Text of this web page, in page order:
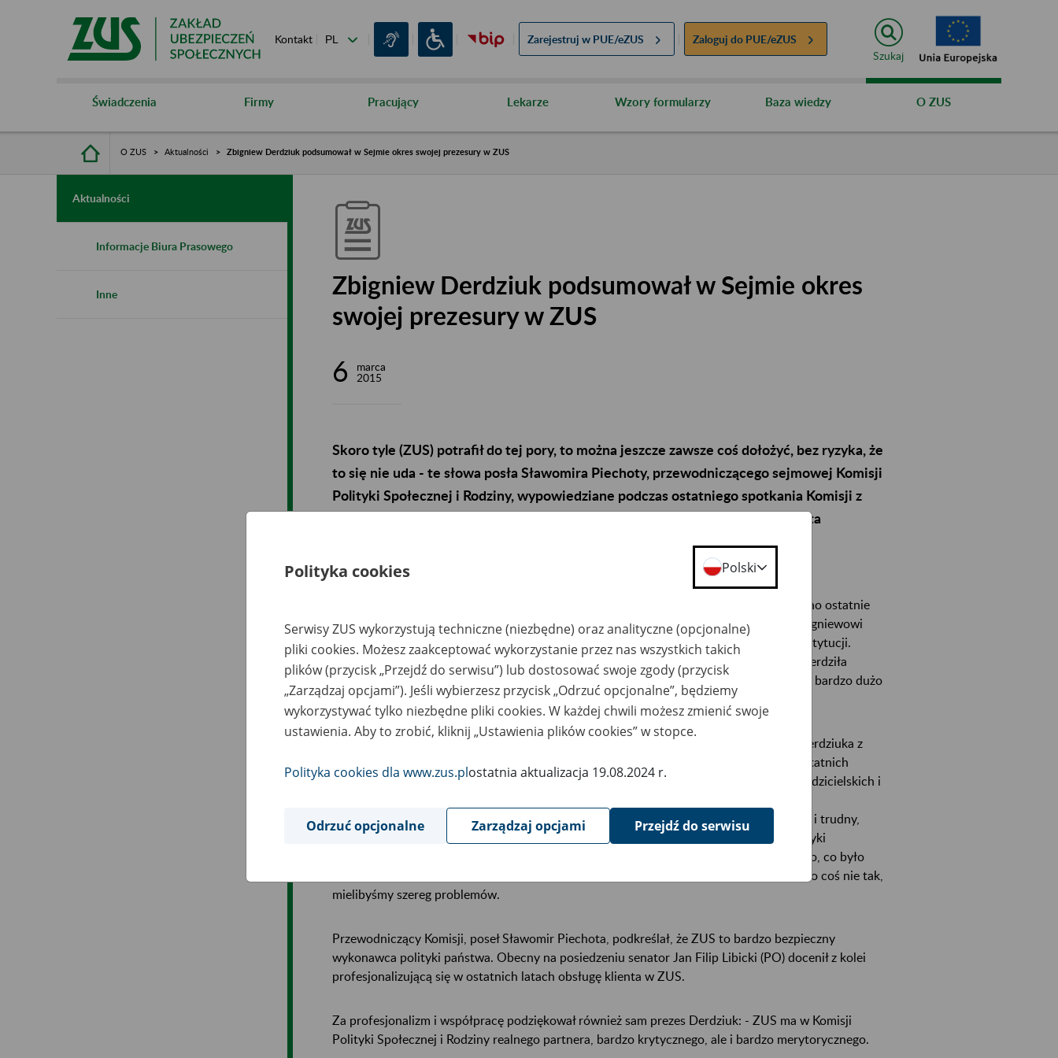
Kontakt Zarejestruj w PUE/eZUS Zaloguj do PUE/eZUS
Szukaj
Świadczenia Firmy Pracujący Lekarze Wzory formularzy Baza wiedzy O ZUS
O ZUS Aktualności Zbigniew Derdziuk podsumował w Sejmie okres swojej prezesury w ZUS
Aktualności
Informacje Biura Prasowego
Inne
Zbigniew Derdziuk podsumował w Sejmie okres
swojej prezesury w ZUS
6
marca
2015
Skoro tyle (ZUS) potrafił do tej pory, to można jeszcze zawsze coś dołożyć, bez ryzyka, że
to się nie uda - te słowa posła Sławomira Piechoty, przewodniczącego sejmowej Komisji
Polityki Społecznej i Rodziny, wypowiedziane podczas ostatniego spotkania Komisji z
prezesem ZUS Zbigniewem Derdziukiem, najlepiej podsumowują ostatnie lata
Podczas środowego (4 marca) spotkania posłów Komisji Polityki Społecznej i Rodziny z
odchodzącym z ZUS z końcem marca prezesem Zbigniewem Derdziukiem, podsumowano ostatnie
lata działalności Zakładu. Posłowie, niezależnie od opcji politycznych, podziękowali Zbigniewowi
Derdziukowi za 5,5 roku jego prezesury. - Poszedł pan prezes w unowocześnienie tej instytucji.
Powiem szczerze, że imponujące są te efekty i wszyscy powinniśmy je dostrzegać - stwierdziła
wiceprzewodnicząca Komisji, poseł Anna Bańkowska (SLD). - Zadań przed ZUS-em było bardzo dużo
- dodał zastępca przewodniczącego Stanisław Szwed (PiS).
Posłowie docenili profesjonalizm i niezmiennie dobrą współpracę prezesa Zbigniewa Derdziuka z
Komisją. Większość podkreślała skalę dodatkowych zadań, z jaką zmierzył się ZUS w ostatnich
latach, do których zaliczyć można: małą reformę emerytalną, wprowadzenie urlopów rodzicielskich i
wprowadzenie subkont. - Prezesura Zbigniewa Derdziuka to okres bardzo newralgiczny i trudny,
okres przebudowy systemu ubezpieczeń społecznych - mówił wiceminister pracy i polityki
społecznej oraz przewodniczący rady nadzorczej ZUS, Marek Bucior, i dodał: - Wszystko, co było
realizowane przez ZUS, zawsze było realizowane terminowo. Gdyby po stronie ZUS było coś nie tak,
mielibyśmy szereg problemów.
Przewodniczący Komisji, poseł Sławomir Piechota, podkreślał, że ZUS to bardzo bezpieczny
wykonawca polityki państwa. Obecny na posiedzeniu senator Jan Filip Libicki (PO) docenił z kolei
profesjonalizującą się w ostatnich latach obsługę klienta w ZUS.
Za profesjonalizm i współpracę podziękował również sam prezes Derdziuk: - ZUS ma w Komisji
Polityki Społecznej i Rodziny realnego partnera, bardzo krytycznego, ale i bardzo merytorycznego.
Polityka cookies Polski
Serwisy ZUS wykorzystują techniczne (niezbędne) oraz analityczne (opcjonalne)
pliki cookies. Możesz zaakceptować wykorzystanie przez nas wszystkich takich
plików (przycisk „Przejdź do serwisu”) lub dostosować swoje zgody (przycisk
„Zarządzaj opcjami”). Jeśli wybierzesz przycisk „Odrzuć opcjonalne”, będziemy
wykorzystywać tylko niezbędne pliki cookies. W każdej chwili możesz zmienić swoje
ustawienia. Aby to zrobić, kliknij „Ustawienia plików cookies” w stopce.
Polityka cookies dla www.zus.plostatnia aktualizacja 19.08.2024 r.
Odrzuć opcjonalne Zarządzaj opcjami Przejdź do serwisu